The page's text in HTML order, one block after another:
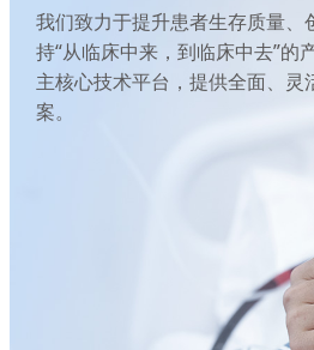
我们致力于提升患者生存质量、
持“从临床中来，到临床中去”的
主核心技术平台，提供全面、灵
案。